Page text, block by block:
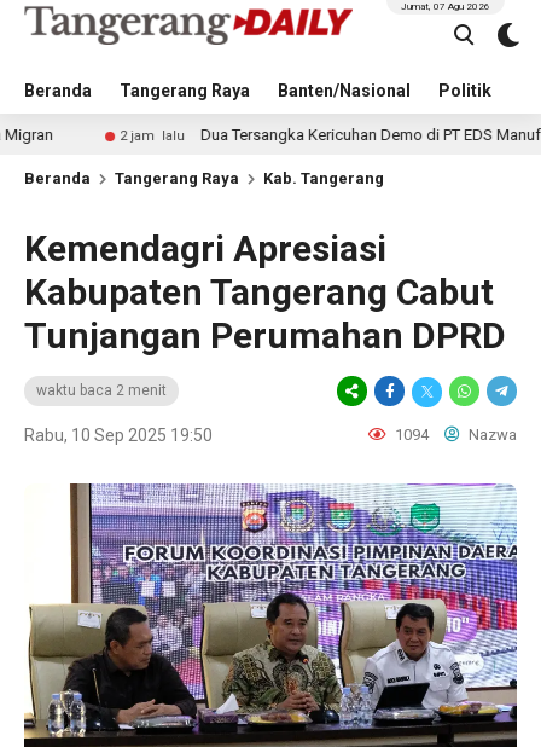
Beranda Tangerang Raya Banten/Nasional Politik
Jumat, 07 Agu 2026
2 jam lalu Dua Tersangka Kericuhan Demo di PT EDS Manufacturing
Beranda Tangerang Raya Kab. Tangerang
Kemendagri Apresiasi
Kabupaten Tangerang Cabut
Tunjangan Perumahan DPRD
waktu baca 2 menit
Rabu, 10 Sep 2025 19:50 1094 Nazwa